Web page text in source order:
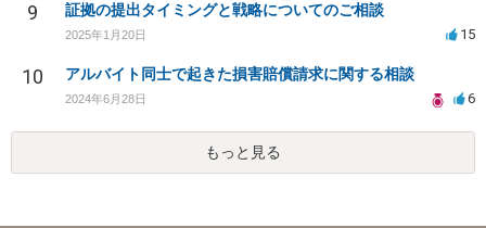
9 証拠の提出タイミングと戦略についてのご相談
2025年1月20日 15
10 アルバイト同士で起きた損害賠償請求に関する相談
2024年6月28日 6
もっと見る